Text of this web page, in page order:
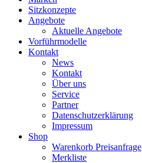
Sitzkonzepte
Angebote
Aktuelle Angebote
Vorführmodelle
Kontakt
News
Kontakt
Über uns
Service
Partner
Datenschutzerklärung
Impressum
Shop
Warenkorb Preisanfrage
Merkliste